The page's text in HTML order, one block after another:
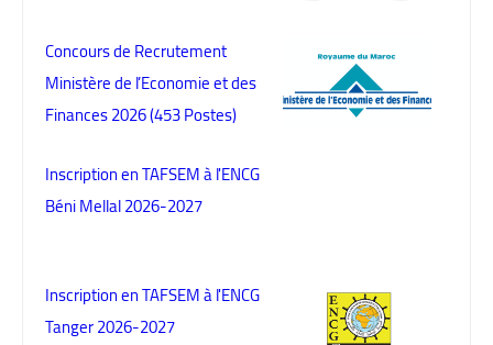
Concours de Recrutement
Ministère de l’Economie et des
Finances 2026 (453 Postes)
Inscription en TAFSEM à l'ENCG
Béni Mellal 2026-2027
Inscription en TAFSEM à l'ENCG
Tanger 2026-2027